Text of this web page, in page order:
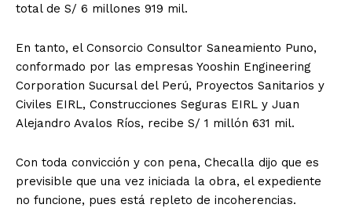
total de S/ 6 millones 919 mil.
En tanto, el Consorcio Consultor Saneamiento Puno,
conformado por las empresas Yooshin Engineering
Corporation Sucursal del Perú, Proyectos Sanitarios y
Civiles EIRL, Construcciones Seguras EIRL y Juan
Alejandro Avalos Ríos, recibe S/ 1 millón 631 mil.
Con toda convicción y con pena, Checalla dijo que es
previsible que una vez iniciada la obra, el expediente
no funcione, pues está repleto de incoherencias.